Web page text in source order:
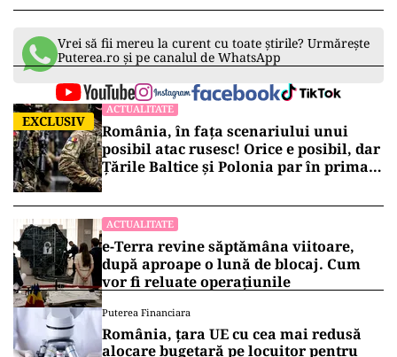
Vrei să fii mereu la curent cu toate știrile? Urmărește
Puterea.ro și pe canalul de WhatsApp
EXCLUSIV
ACTUALITATE
România, în fața scenariului unui
posibil atac rusesc! Orice e posibil, dar
Țările Baltice și Polonia par în prima
ACTUALITATE
e-Terra revine săptămâna viitoare,
după aproape o lună de blocaj. Cum
vor fi reluate operațiunile
Puterea Financiara
România, țara UE cu cea mai redusă
alocare bugetară pe locuitor pentru